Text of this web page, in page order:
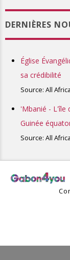
DERNIÈRES
Église
sa crédibilité
Source: All Africa
'Mbanié - L'île
Guinée
Source: All Africa